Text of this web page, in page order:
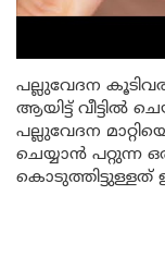
പല്ലുവേദന
ആയിട്ട് വീട്ടിൽ
പല്ലുവേദന
ചെയ്യാൻ പറ്റുന്ന